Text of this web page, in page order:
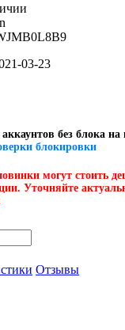
03-23
без блока
блокировки
могут стоить
Уточняйте
Отзывы